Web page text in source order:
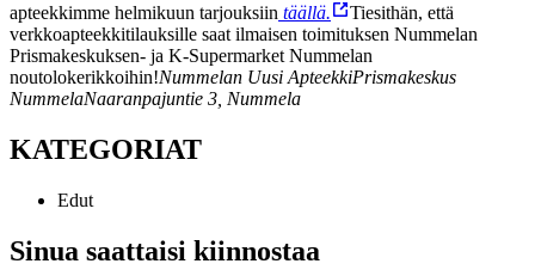
apteekkimme helmikuun tarjouksiin täällä.
Tiesithän, että
verkkoapteekkitilauksille saat ilmaisen toimituksen Nummelan
Prismakeskuksen- ja K-Supermarket Nummelan
noutolokerikkoihin!Nummelan Uusi ApteekkiPrismakeskus
NummelaNaaranpajuntie 3, Nummela
KATEGORIAT
Edut
Sinua saattaisi kiinnostaa